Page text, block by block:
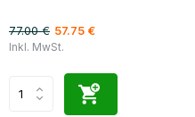
77.00 € 57.75 €
Inkl. MwSt.